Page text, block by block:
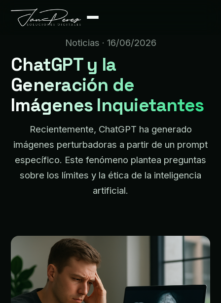
Noticias · 16/06/2026
ChatGPT y la
Generación de
Imágenes Inquietantes
Recientemente, ChatGPT ha generado
imágenes perturbadoras a partir de un prompt
específico. Este fenómeno plantea preguntas
sobre los límites y la ética de la inteligencia
artificial.